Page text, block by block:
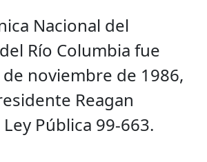
Nacional del
Río Columbia fue
noviembre de 1986,
Reagan
Pública 99-663.